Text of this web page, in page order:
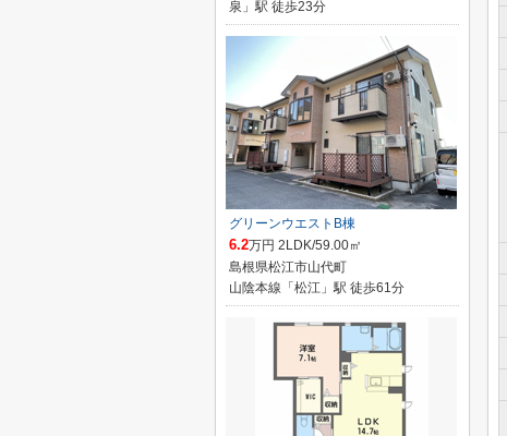
泉」駅 徒歩23分
グリーンウエストB棟
6.2万円 2LDK/59.00㎡
島根県松江市山代町
山陰本線「松江」駅 徒歩61分